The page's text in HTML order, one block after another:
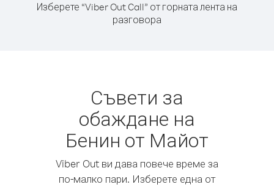
Изберете “Viber Out Call” от горната лента на
разговора
Съвети за
обаждане на
Бенин от Майот
Viber Out ви дава повече време за
по-малко пари. Изберете една от